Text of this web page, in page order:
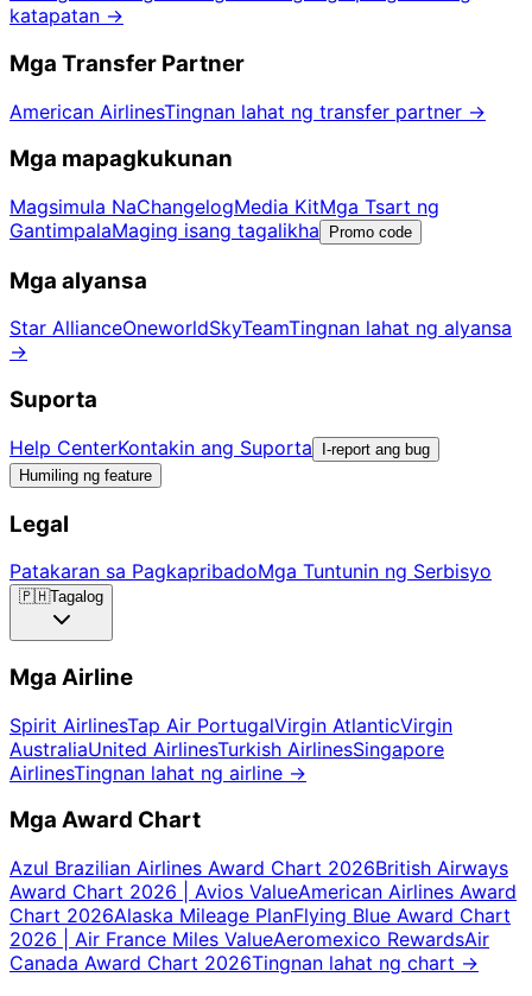
katapatan →
Mga Transfer Partner
American AirlinesTingnan lahat ng transfer partner →
Mga mapagkukunan
Magsimula NaChangelogMedia KitMga Tsart ng
GantimpalaMaging isang tagalikha Promo code
Mga alyansa
Star AllianceOneworldSkyTeamTingnan lahat ng alyansa
→
Suporta
Help CenterKontakin ang Suporta
I-report ang bug
Humiling ng feature
Legal
Patakaran sa PagkapribadoMga Tuntunin ng Serbisyo
🇵🇭Tagalog
Mga Airline
Spirit AirlinesTap Air PortugalVirgin AtlanticVirgin
AustraliaUnited AirlinesTurkish AirlinesSingapore
AirlinesTingnan lahat ng airline →
Mga Award Chart
Azul Brazilian Airlines Award Chart 2026British Airways
Award Chart 2026 | Avios ValueAmerican Airlines Award
Chart 2026Alaska Mileage PlanFlying Blue Award Chart
2026 | Air France Miles ValueAeromexico RewardsAir
Canada Award Chart 2026Tingnan lahat ng chart →